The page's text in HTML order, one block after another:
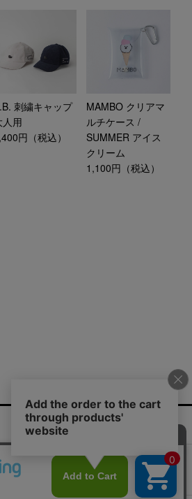
刺繍キャップ
人用
円（税込）
MAMBO クリアマ
ルチケース /
SUMMER アイス
クリーム
1,100円（税込）
お問い合わせ 実店舗情報
特定商取引法に基づく表記
ポリシー
ご利用規約